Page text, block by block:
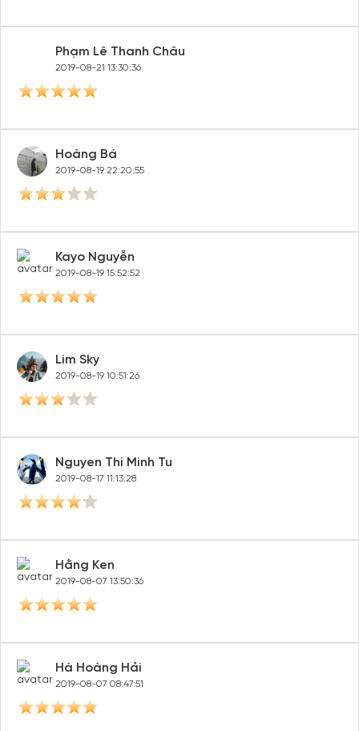
Phạm Lê Thanh Châu
2019-08-21 13:30:36
Hoàng Bá
2019-08-19 22:20:55
Kayo Nguyễn
2019-08-19 15:52:52
Lim Sky
2019-08-19 10:51:26
Nguyen Thi Minh Tu
2019-08-17 11:13:28
Hằng Ken
2019-08-07 13:50:36
Hà Hoàng Hải
2019-08-07 08:47:51